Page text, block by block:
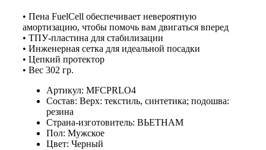
• Пена FuelCell обеспечивает невероятную
амортизацию, чтобы помочь вам двигаться вперед
• ТПУ-пластина для стабилизации
• Инженерная сетка для идеальной посадки
• Цепкий протектор
• Вес 302 гр.
Артикул: MFCPRLO4
Состав: Верх: текстиль, синтетика; подошва:
резина
Страна-изготовитель: ВЬЕТНАМ
Пол: Мужское
Цвет: Черный